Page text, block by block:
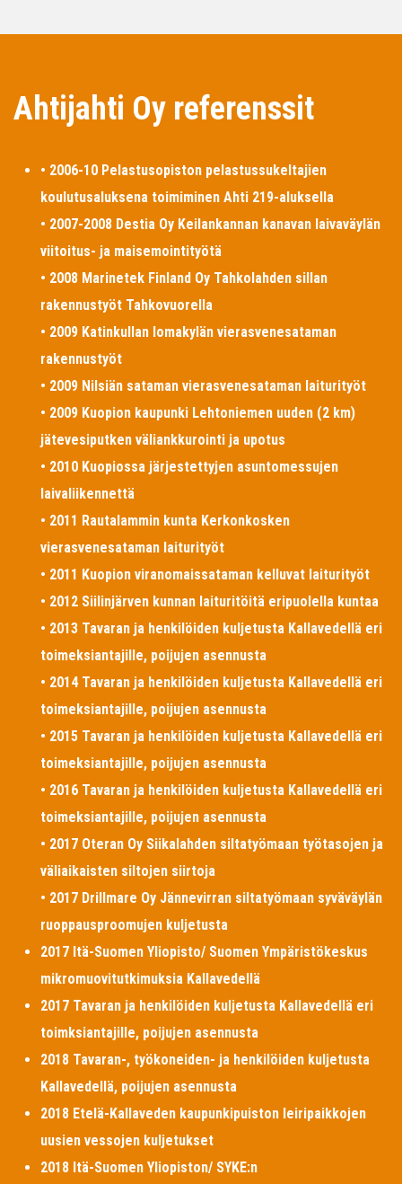
Ahtijahti Oy referenssit
• 2006-10 Pelastusopiston pelastussukeltajien
koulutusaluksena toimiminen Ahti 219-aluksella
• 2007-2008 Destia Oy Keilankannan kanavan laivaväylän
viitoitus- ja maisemointityötä
• 2008 Marinetek Finland Oy Tahkolahden sillan
rakennustyöt Tahkovuorella
• 2009 Katinkullan lomakylän vierasvenesataman
rakennustyöt
• 2009 Nilsiän sataman vierasvenesataman laiturityöt
• 2009 Kuopion kaupunki Lehtoniemen uuden (2 km)
jätevesiputken väliankkurointi ja upotus
• 2010 Kuopiossa järjestettyjen asuntomessujen
laivaliikennettä
• 2011 Rautalammin kunta Kerkonkosken
vierasvenesataman laiturityöt
• 2011 Kuopion viranomaissataman kelluvat laiturityöt
• 2012 Siilinjärven kunnan laituritöitä eripuolella kuntaa
• 2013 Tavaran ja henkilöiden kuljetusta Kallavedellä eri
toimeksiantajille, poijujen asennusta
• 2014 Tavaran ja henkilöiden kuljetusta Kallavedellä eri
toimeksiantajille, poijujen asennusta
• 2015 Tavaran ja henkilöiden kuljetusta Kallavedellä eri
toimeksiantajille, poijujen asennusta
• 2016 Tavaran ja henkilöiden kuljetusta Kallavedellä eri
toimeksiantajille, poijujen asennusta
• 2017 Oteran Oy Siikalahden siltatyömaan työtasojen ja
väliaikaisten siltojen siirtoja
• 2017 Drillmare Oy Jännevirran siltatyömaan syväväylän
ruoppausproomujen kuljetusta
2017 Itä-Suomen Yliopisto/ Suomen Ympäristökeskus
mikromuovitutkimuksia Kallavedellä
2017 Tavaran ja henkilöiden kuljetusta Kallavedellä eri
toimksiantajille, poijujen asennusta
2018 Tavaran-, työkoneiden- ja henkilöiden kuljetusta
Kallavedellä, poijujen asennusta
2018 Etelä-Kallaveden kaupunkipuiston leiripaikkojen
uusien vessojen kuljetukset
2018 Itä-Suomen Yliopiston/ SYKE:n